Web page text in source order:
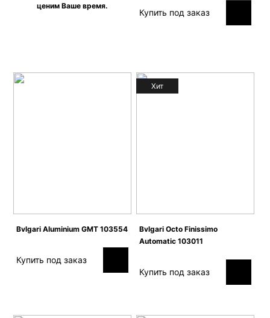
ценим Ваше время.
Купить под заказ
Bvlgari Aluminium GMT 103554
Купить под заказ
Хит
Bvlgari Octo Finissimo
Automatic 103011
Купить под заказ